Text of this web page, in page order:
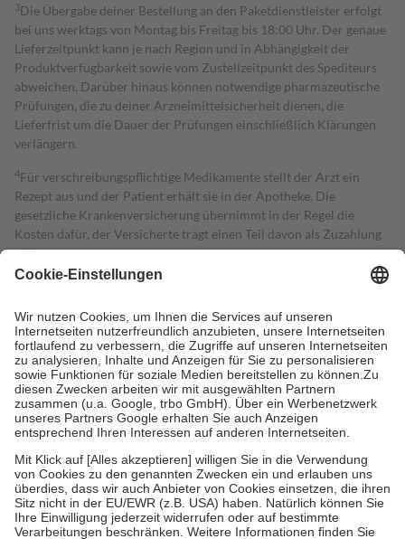
3Die Übergabe deiner Bestellung an den Paketdienstleister erfolgt
bei uns werktags von Montag bis Freitag bis 18:00 Uhr. Der genaue
Lieferzeitpunkt kann je nach Region und in Abhängigkeit der
Produktverfügbarkeit sowie vom Zustellzeitpunkt des Spediteurs
abweichen. Darüber hinaus können notwendige pharmazeutische
Prüfungen, die zu deiner Arzneimittelsicherheit dienen, die
Lieferfrist um die Dauer der Prüfungen einschließlich Klärungen
verlängern.
4Für verschreibungspflichtige Medikamente stellt der Arzt ein
Rezept aus und der Patient erhält sie in der Apotheke. Die
gesetzliche Krankenversicherung übernimmt in der Regel die
Kosten dafür, der Versicherte trägt einen Teil davon als Zuzahlung
mit.
Grundsätzlich leisten Mitglieder Zuzahlungen in Höhe von zehn
höchstens zehn Euro.
Es sind jedoch nie mehr als die tatsächlichen
Kosten der Leistung zu entrichten.
Diese Regeln gelten grundsätzlich auch für Online-Apotheken.
Bei Heilmitteln und häuslicher Krankenpflege beträgt die
Zuzahlung zehn Prozent der Kosten sowie zehn Euro je
Verordnung.
Um das Engagement der Versicherten für ihre eigene Gesundheit zu
stärken und die besondere Stellung der Familie zu unterstützen,
fallenkeine Zuzahlungenan bei:
• Kindern und Jugendlichen bis zum vollendeten 18. Lebensjahr
mit Ausnahme der Fahrkosten
• Untersuchungen zur Vorsorge und Früherkennung, die von der